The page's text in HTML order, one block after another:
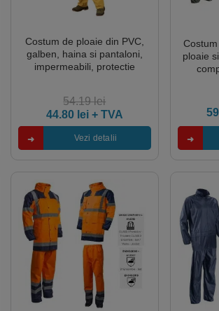
Costum de ploaie din PVC,
galben, haina si pantaloni,
impermeabili, protectie
54.19lei
44.80 lei+ TVA
Vezi detalii
ploaie